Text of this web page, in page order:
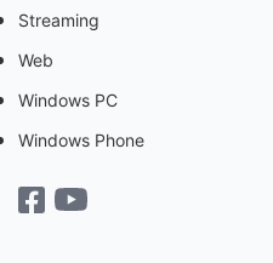
Streaming
Web
Windows PC
Windows Phone